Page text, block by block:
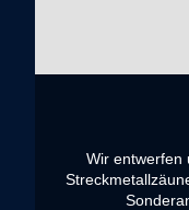
Wir entwerfen